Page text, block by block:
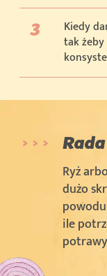
Kiedy
tak
Rada
Ryż
dużo
ile